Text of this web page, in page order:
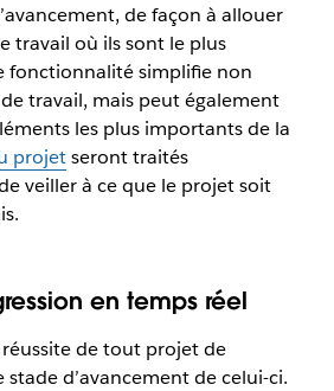
de façon à allouer
travail où ils sont le plus
fonctionnalité simplifie non
travail, mais peut également
les plus importants de la
projetseront traités
veiller à ce que le projet soit
en temps réel
de tout projet de
d’avancement de celui-ci.